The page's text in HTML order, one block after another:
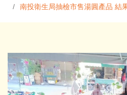
南投衛生局抽檢市售湯圓產品 結